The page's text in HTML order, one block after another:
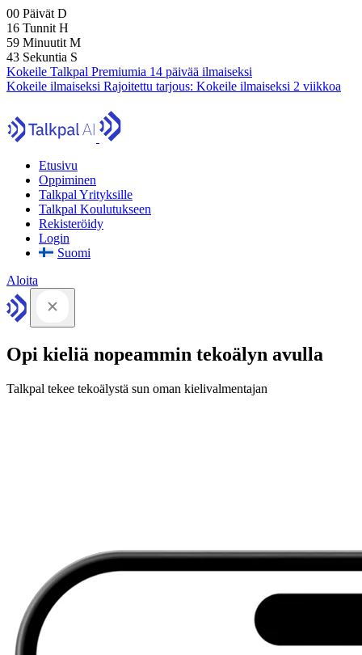
00 Päivät D
16 Tunnit H
59 Minuutit M
41 Sekuntia S
Kokeile Talkpal Premiumia 14 päivää ilmaiseksi
Kokeile ilmaiseksi Rajoitettu tarjous: Kokeile ilmaiseksi 2 viikkoa
Etusivu
Oppiminen
Talkpal Yrityksille
Talkpal Koulutukseen
Rekisteröidy
Login
Suomi
Aloita
Opi kieliä nopeammin tekoälyn avulla
Talkpal tekee tekoälystä sun oman kielivalmentajan